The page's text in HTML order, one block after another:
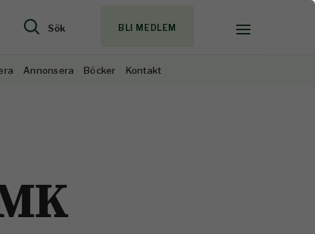
Sök BLI MEDLEM
Annonsera Böcker Kontakt